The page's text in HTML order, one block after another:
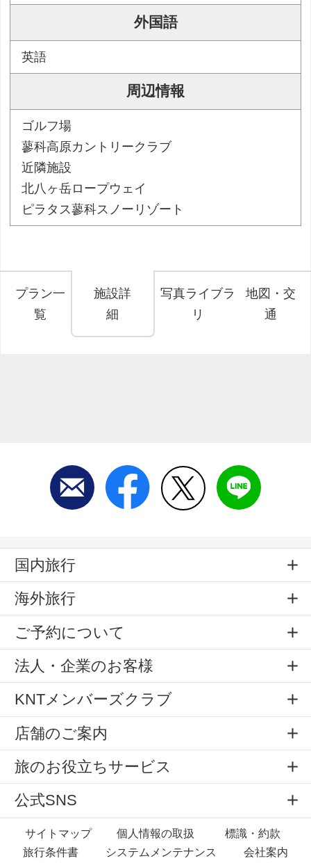
外国語
英語
周辺情報
ゴルフ場
蓼科高原カントリークラブ
近隣施設
北八ヶ岳ロープウェイ
ピラタス蓼科スノーリゾート
プラン一
覧
施設詳
細
写真ライブラ
リ
地図・交
通
国内旅行
海外旅行
ご予約について
法人・企業のお客様
KNTメンバーズクラブ
店舗のご案内
旅のお役立ちサービス
公式SNS
サイトマップ 個人情報の取扱
標識・約款
旅行条件書
システムメンテナンス 会社案内